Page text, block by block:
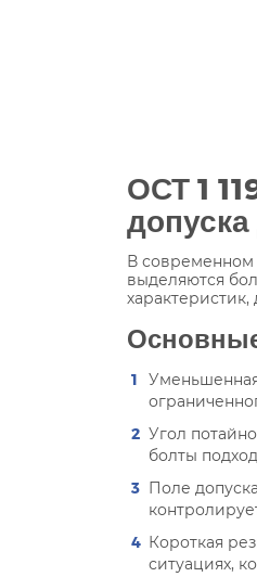
ОСТ 1
В современном
выделяются
Угол
болты
Поле
Короткая
ситуациях,